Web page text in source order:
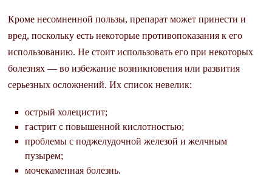
Кроме несомненной пользы, препарат может принести и
вред, поскольку есть некоторые противопоказания к его
использованию. Не стоит использовать его при некоторых
болезнях — во избежание возникновения или развития
серьезных осложнений. Их список невелик:
острый холецистит;
гастрит с повышенной кислотностью;
проблемы с поджелудочной железой и желчным
пузырем;
мочекаменная болезнь.